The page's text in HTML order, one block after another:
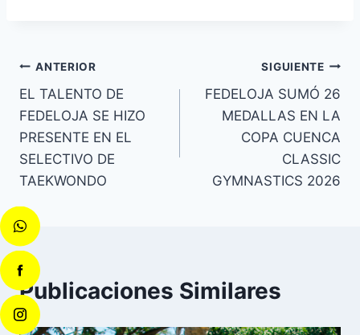
ANTERIOR
EL TALENTO DE
FEDELOJA SE HIZO
PRESENTE EN EL
SELECTIVO DE
TAEKWONDO
SIGUIENTE
FEDELOJA SUMÓ 26
MEDALLAS EN LA
COPA CUENCA
CLASSIC
GYMNASTICS 2026
Publicaciones Similares